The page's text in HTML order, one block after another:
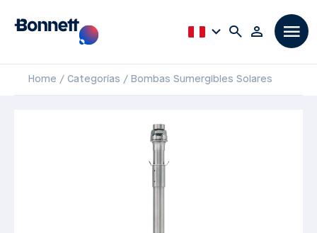
Home Categorías Bombas Sumergibles Solares